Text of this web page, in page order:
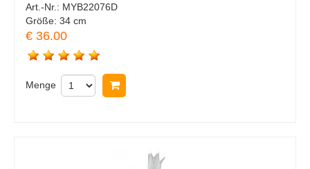
Art.-Nr.: MYB22076D
Größe: 34 cm
€ 36.00
Menge